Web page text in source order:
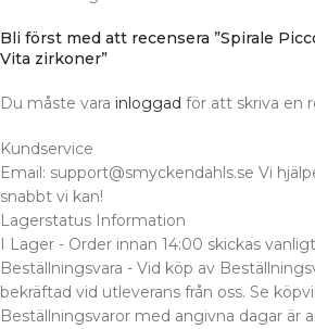
Bli först med att recensera ”Spirale
Vita zirkoner”
Du måste vara inloggad för att skriva en
Kundservice
Email: support@smyckendahls.se Vi
snabbt vi kan!
Lagerstatus Information
I Lager - Order innan 14:00 skickas
Beställningsvara - Vid köp av
bekräftad vid utleverans från oss. Se
Beställningsvaror med angivna dagar är